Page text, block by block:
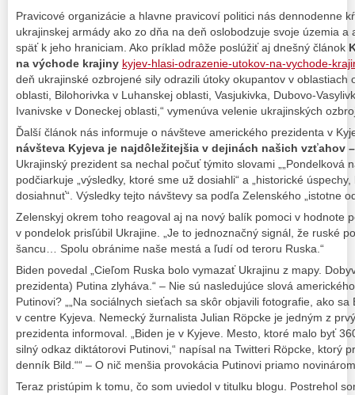
Pravicové organizácie a hlavne pravicoví politici nás dennodenne
ukrajinskej armády ako zo dňa na deň oslobodzuje svoje územia a
späť k jeho hraniciam. Ako príklad môže poslúžiť aj dnešný článok
na východe krajiny kyjev-hlasi-odrazenie-utokov-na-vychode-
deň ukrajinské ozbrojené sily odrazili útoky okupantov v oblastiach
oblasti, Bilohorivka v Luhanskej oblasti, Vasjukivka, Dubovo-
Ivanivske v Doneckej oblasti,“ vymenúva velenie ukrajinských
Ďalší článok nás informuje o návšteve amerického prezidenta v
návšteva Kyjeva je najdôležitejšia v dejinách našich vzťahov
Ukrajinský prezident sa nechal počuť týmito slovami „„Pondelková
podčiarkuje „výsledky, ktoré sme už dosiahli“ a „historické
dosiahnuť“. Výsledky tejto návštevy sa podľa Zelenského „istotne
Zelenskyj okrem toho reagoval aj na nový balík pomoci v hodnote
v pondelok prisľúbil Ukrajine. „Je to jednoznačný signál, že ruské
šancu… Spolu obránime naše mestá a ľudí od teroru Ruska.“
Biden povedal „Cieľom Ruska bolo vymazať Ukrajinu z mapy.
prezidenta) Putina zlyháva.“ – Nie sú nasledujúce slová
Putinovi? „„Na sociálnych sieťach sa skôr objavili fotografie, ako
v centre Kyjeva. Nemecký žurnalista Julian Röpcke je jedným z
prezidenta informoval. „Biden je v Kyjeve. Mesto, ktoré malo byť
silný odkaz diktátorovi Putinovi,“ napísal na Twitteri Röpcke, ktorý
denník Bild.““ – O nič menšia provokácia Putinovi priamo
Teraz pristúpim k tomu, čo som uviedol v titulku blogu. Postrehol